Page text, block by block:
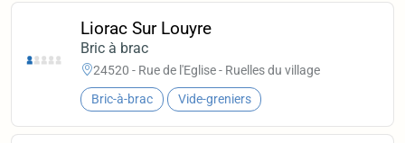
Liorac Sur Louyre
Bric à brac
24520 - Rue de l'Eglise - Ruelles du village
Bric-à-brac Vide-greniers